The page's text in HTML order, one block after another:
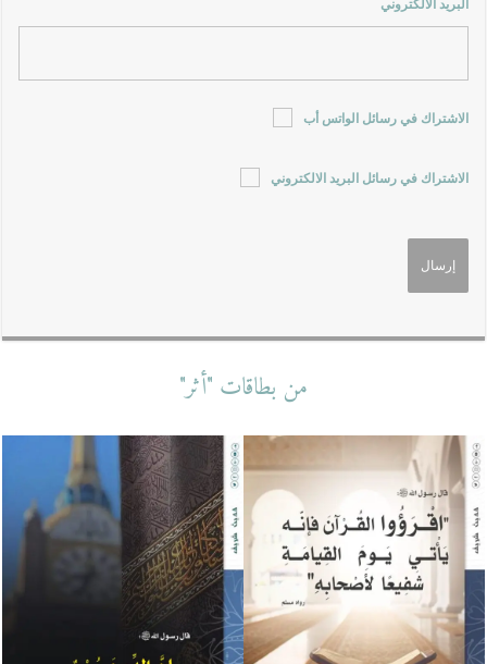
البريد الالكتروني
الاشتراك في رسائل الواتس أب
الاشتراك في رسائل البريد الالكتروني
من بطاقات "أثر"